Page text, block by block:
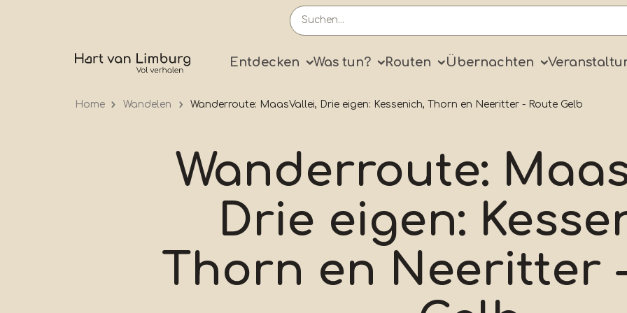
Primary
Entdecken Was tun? Routen Übernachten
Home Wandelen Wanderroute: MaasVallei, Drie eigen: Kessenich, Thorn en Neeritter - Route Gelb
Wanderroute:
Drie eigen:
Thorn en Neeritter